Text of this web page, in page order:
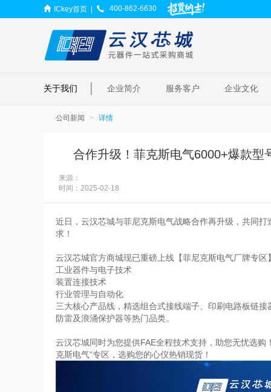
ICkey首页 400-862-6630
关于我们 企业简介 服务客户 企业文化
公司新闻 详情
合作升级！菲克斯电气6000+爆款
来源：
时间： 2025-02-18
近日，云汉芯城与菲尼克斯电气战略合作再升级，共同
求！
云汉芯城官方商城现已重磅上线【菲尼克斯电气厂牌专区
工业器件与电子技术
装置连接技术
行业管理与自动化
三大核心产品线，精选组合式接线端子、印刷电路板链
防雷及浪涌保护器等热门品类。
云汉芯城同时为您提供FAE全程技术支持，助您无忧选购
克斯电气“专区，选购您的心仪热销现货！